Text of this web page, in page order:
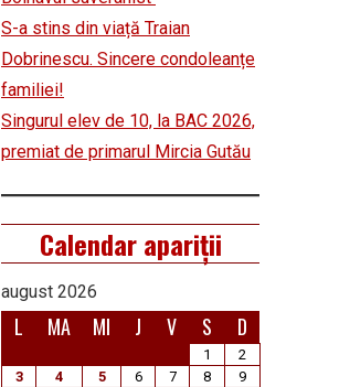
S-a stins din viață Traian
Dobrinescu. Sincere condoleanțe
familiei!
Singurul elev de 10, la BAC 2026,
premiat de primarul Mircia Gutău
Calendar apariții
august 2026
L MA MI J V S D
1
2
3
4 5 6 7 8
9